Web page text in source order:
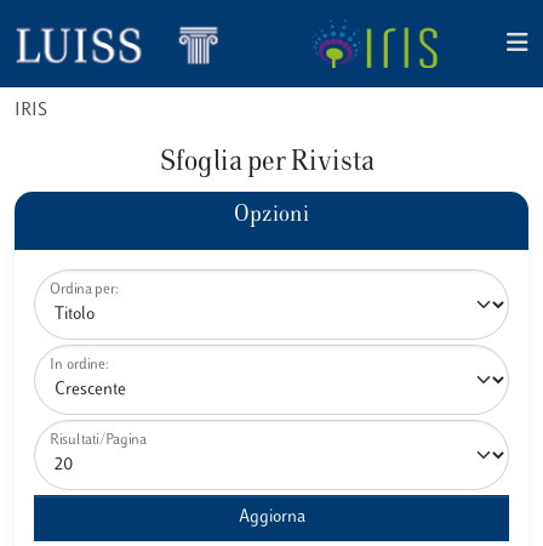
IRIS
Sfoglia per Rivista
Opzioni
Ordina per:
In ordine:
Risultati/Pagina